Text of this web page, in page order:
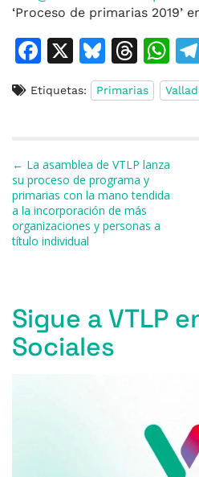
‘Proceso de primarias 2019’
F
c
o
o
k
X
Bl
u
e
k
y
T
h
re
d
s
W
h
at
Etiquetas: Primarias
Navegación de entradas
← La asamblea de VTLP lanza
su proceso de programa y
primarias con la mano tendida
a la incorporación de más
organizaciones y personas a
título individual
Sigue a VTLP
Sociales